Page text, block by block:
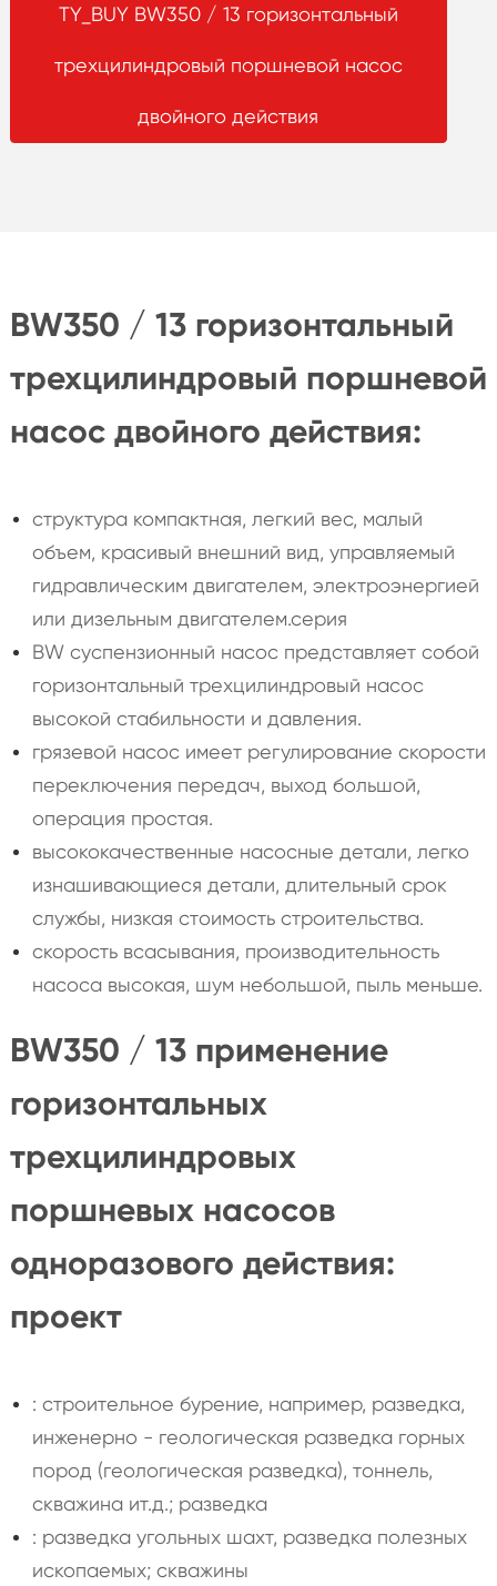
TY_BUY BW350 / 13 горизонтальный
трехцилиндровый поршневой насос
двойного действия
BW350 / 13 горизонтальный
трехцилиндровый поршневой
насос двойного действия:
структура компактная, легкий вес, малый
объем, красивый внешний вид, управляемый
гидравлическим двигателем, электроэнергией
или дизельным двигателем.серия
BW суспензионный насос представляет собой
горизонтальный трехцилиндровый насос
высокой стабильности и давления.
грязевой насос имеет регулирование скорости
переключения передач, выход большой,
операция простая.
высококачественные насосные детали, легко
изнашивающиеся детали, длительный срок
службы, низкая стоимость строительства.
скорость всасывания, производительность
насоса высокая, шум небольшой, пыль меньше.
BW350 / 13 применение
горизонтальных
трехцилиндровых
поршневых насосов
одноразового действия:
проект
: строительное бурение, например, разведка,
инженерно - геологическая разведка горных
пород (геологическая разведка), тоннель,
скважина ит.д.; разведка
: разведка угольных шахт, разведка полезных
ископаемых; скважины